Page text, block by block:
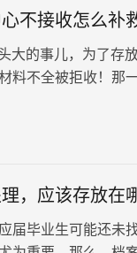
不接收怎么补
大的事儿，为了存
料不全被拒收！那
，应该存放在
届毕业生可能还未